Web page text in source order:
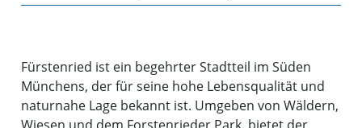
Fürstenried ist ein begehrter Stadtteil im Süden
Münchens, der für seine hohe Lebensqualität und
naturnahe Lage bekannt ist. Umgeben von Wäldern,